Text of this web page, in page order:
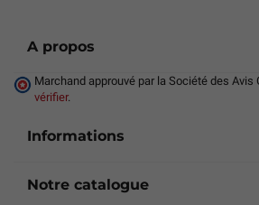
A propos
Marchand approuvé par la Société des Avis
vérifier.
Informations
Notre catalogue